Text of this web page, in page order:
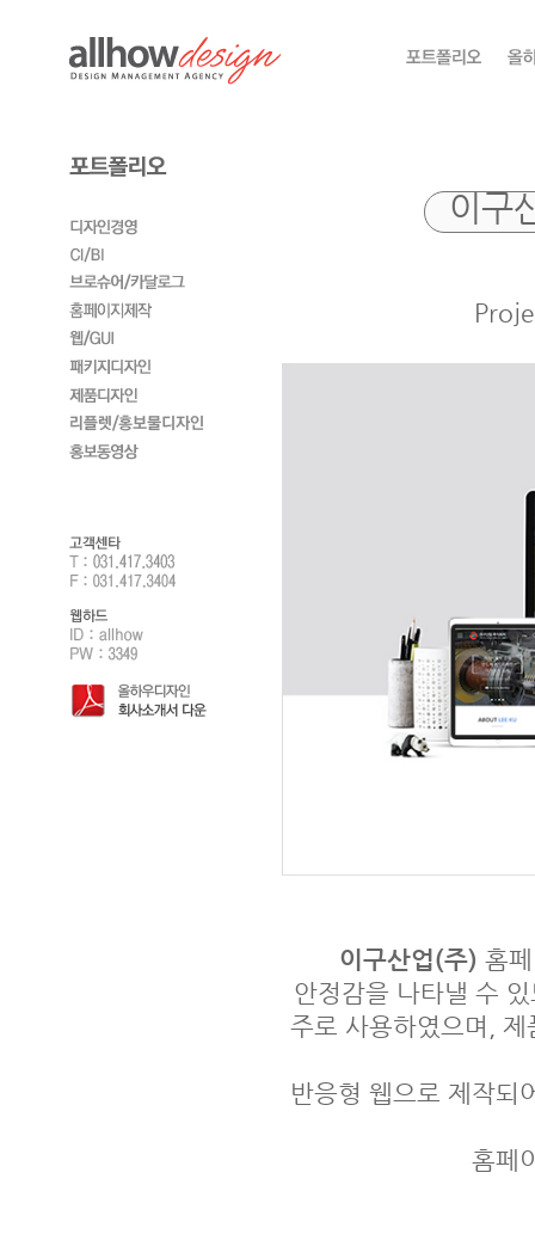
이구
이구산업(주) 홈
안정감을 나타낼 수
주로 사용하였으며,
반응형 웹으로 제작되
홈페